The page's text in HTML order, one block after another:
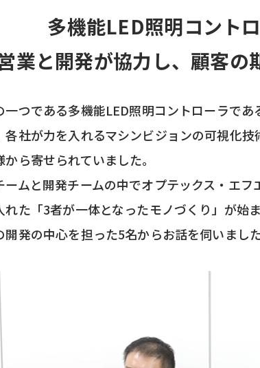
多機能LED照明コント
業と開発が協力し、顧客の
つである多機能LED照明コントローラであ
各社が力を入れるマシンビジョンの可視化
ら寄せられていました。
ームと開発チームの中でオプテックス・エ
た「3者が一体となったモノづくり」が始ま
発の中心を担った5名からお話を伺いました